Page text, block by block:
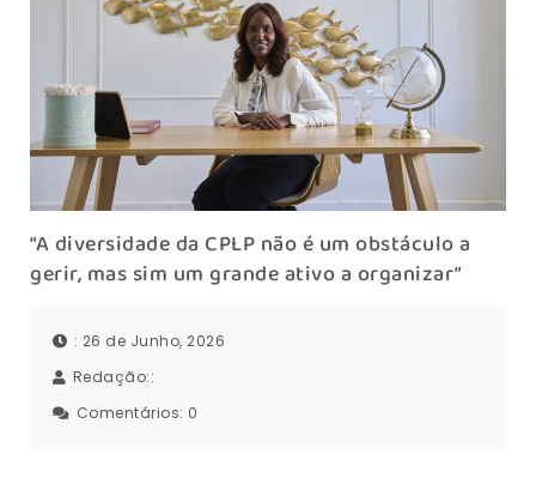
“A diversidade da CPLP não é um obstáculo a
gerir, mas sim um grande ativo a organizar”
: 26 de Junho, 2026
Redação::
Comentários: 0